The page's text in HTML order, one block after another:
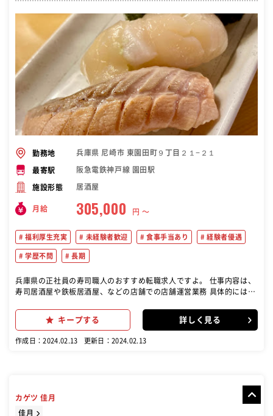
勤務地 兵庫県 尼崎市 東園田町９丁目２１−２１
最寄駅 阪急電鉄神戸線 園田駅
施設形態 居酒屋
月給 305,000 円 〜
福利厚生充実 未経験者歓迎 食事手当あり 経験者優遇
学歴不問 長期
兵庫県の正社員の寿司職人のおすすめ転職求人ですよ。 仕事内容は、
寿司居酒屋や鉄板居酒屋、などの店舗での店舗運営業務 具体的には、
ト:
キープする 詳しく見る
作成日：2024.02.13 更新日：2024.02.13
カゲツ 佳月
佳月